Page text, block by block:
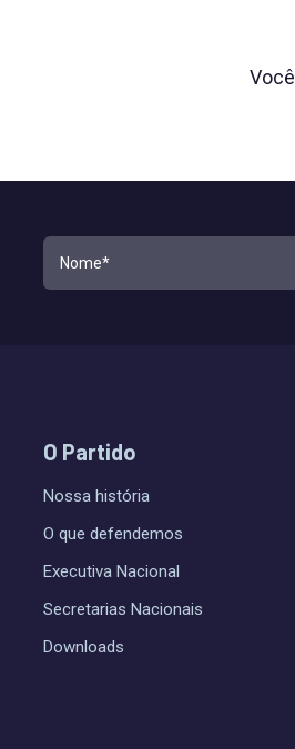
O Partido
Nossa história
O que defendemos
Executiva Nacional
Secretarias Nacionais
Downloads